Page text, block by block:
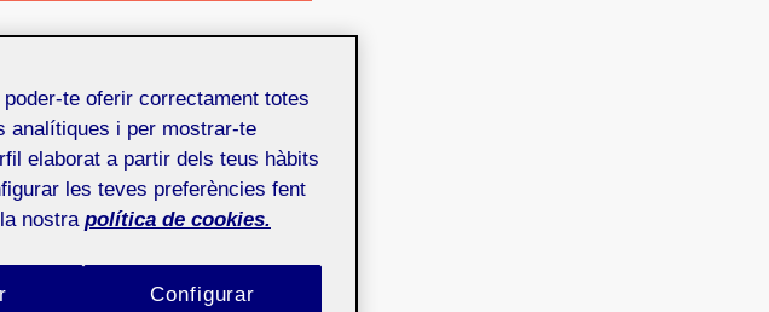
en Linz, Austria,
servido como punto de
y pensadores,
éticas y culturales del
su formato de festival para
influyentes a nivel mundial,
un foro de debate y un
te oferir correctament totes
analítiques i per mostrar-te
elaborat a partir dels teus hàbits
les teves preferències fent
nostra política de cookies.
Configurar